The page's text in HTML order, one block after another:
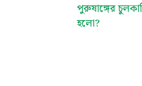
পুরুষাঙ্গের
হলো?